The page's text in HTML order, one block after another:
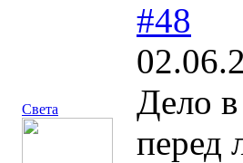
Света
#48
Дело
перед